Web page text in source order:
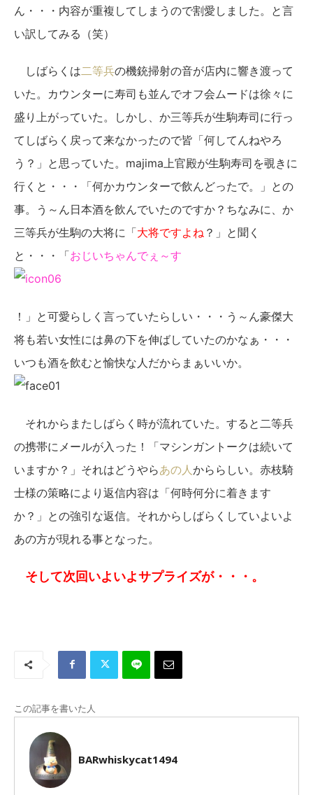
ん・・・内容が重複してしまうので割愛しました。と言
い訳してみる（笑）
しばらくは二等兵の機銃掃射の音が店内に響き渡って
いた。カウンターに寿司も並んでオフ会ムードは徐々に
盛り上がっていた。しかし、か三等兵が生駒寿司に行っ
てしばらく戻って来なかったので皆「何してんねやろ
う？」と思っていた。majima上官殿が生駒寿司を覗きに
行くと・・・「何かカウンターで飲んどったで。」との
事。う～ん日本酒を飲んでいたのですか？ちなみに、か
三等兵が生駒の大将に「大将ですよね ？」と聞く
と・・・「おじいちゃんでぇ～す
！」と可愛らしく言っていたらしい・・・う～ん豪傑大
将も若い女性には鼻の下を伸ばしていたのかなぁ・・・
いつも酒を飲むと愉快な人だからまぁいいか。
それからまたしばらく時が流れていた。すると二等兵
の携帯にメールが入った！「マシンガントークは続いて
いますか？」それはどうやらあの人 かららしい。赤枝騎
士様の策略により返信内容は「何時何分に着きます
か？」との強引な返信。それからしばらくしていよいよ
あの方が現れる事となった。
そして次回いよいよサプライズが・・・。
この記事を書いた人
BARwhiskycat1494